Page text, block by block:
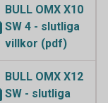
BULL OMX X10
SW 4 - slutliga
villkor (pdf)
BULL OMX X12
SW - slutliga